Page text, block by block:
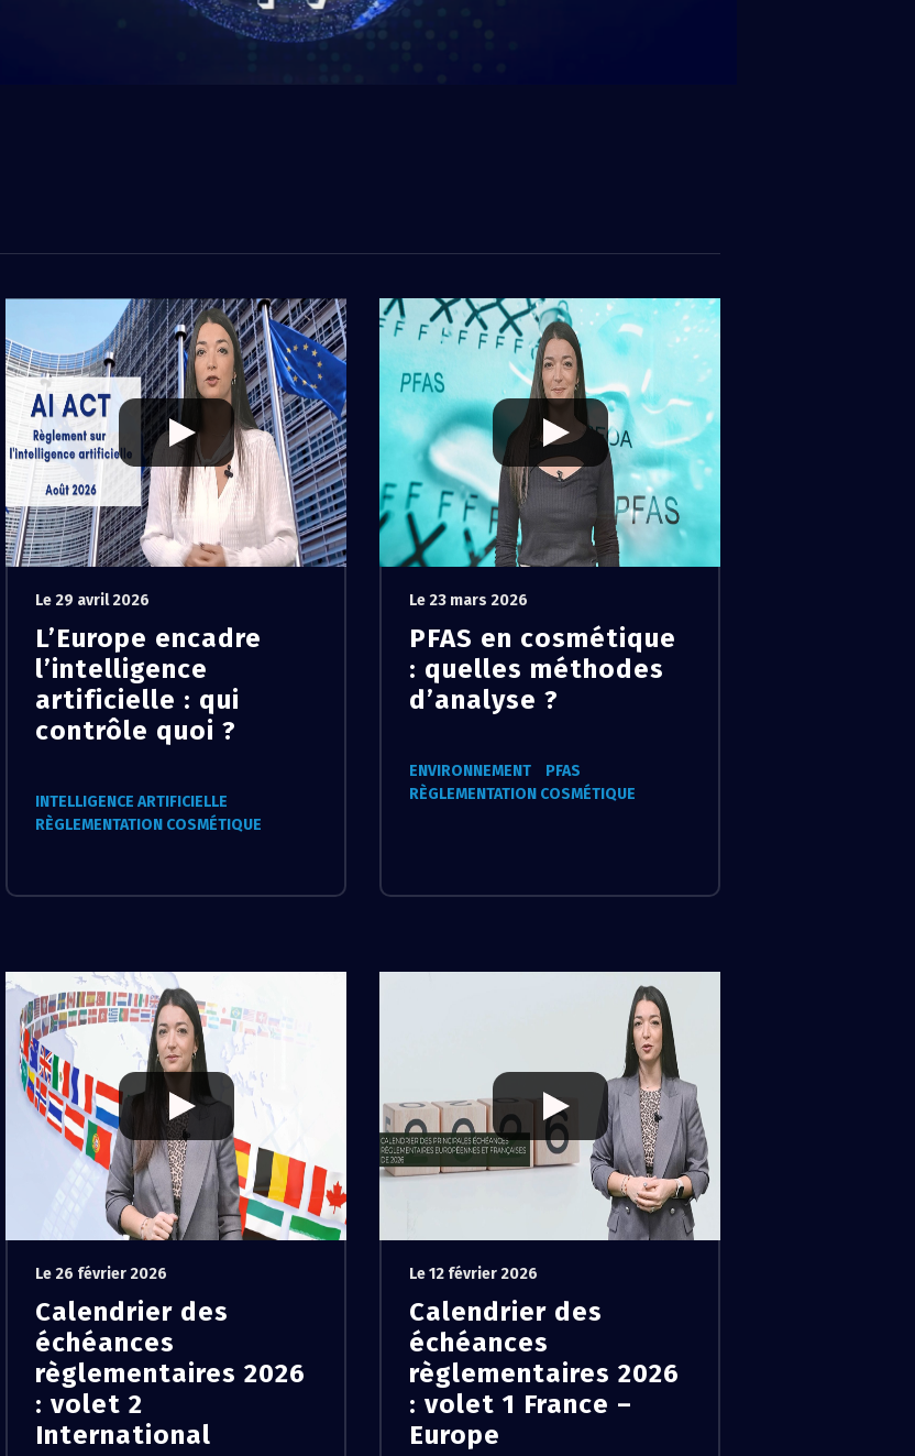
Le 29 avril 2026
L’Europe encadre
l’intelligence
artificielle : qui
contrôle quoi ?
INTELLIGENCE ARTIFICIELLE
RÈGLEMENTATION COSMÉTIQUE
Le 23 mars 2026
PFAS en cosmétique
: quelles méthodes
d’analyse ?
ENVIRONNEMENT
PFAS
RÈGLEMENTATION COSMÉTIQUE
Le 26 février 2026
Calendrier des
échéances
règlementaires 2026
: volet 2
International
Le 12 février 2026
Calendrier des
échéances
règlementaires 2026
: volet 1 France –
Europe